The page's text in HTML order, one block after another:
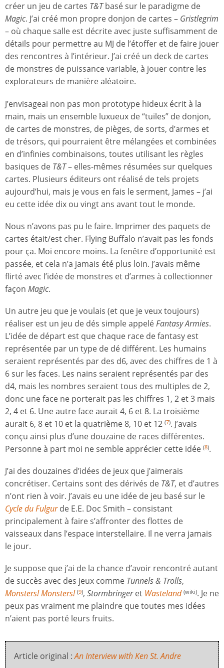
créer un jeu de cartes T&T basé sur le paradigme de
Magic. J’ai créé mon propre donjon de cartes – Gristlegrim
– où chaque salle est décrite avec juste suffisamment de
détails pour permettre au MJ de l’étoffer et de faire jouer
des rencontres à l’intérieur. J’ai créé un deck de cartes
de monstres de puissance variable, à jouer contre les
explorateurs de manière aléatoire.
J’envisageai non pas mon prototype hideux écrit à la
main, mais un ensemble luxueux de “tuiles” de donjon,
de cartes de monstres, de pièges, de sorts, d’armes et
de trésors, qui pourraient être mélangées et combinées
en d’infinies combinaisons, toutes utilisant les règles
basiques de T&T– elles-mêmes résumées sur quelques
cartes. Plusieurs éditeurs ont réalisé de tels projets
aujourd’hui, mais je vous en fais le serment, James – j’ai
eu cette idée dix ou vingt ans avant tout le monde.
Nous n’avons pas pu le faire. Imprimer des paquets de
cartes était/est cher. Flying Buffalo n’avait pas les fonds
pour ça. Moi encore moins. La fenêtre d’opportunité est
passée, et cela n’a jamais été plus loin. J’avais même
flirté avec l’idée de monstres et d’armes à collectionner
façon Magic.
Un autre jeu que je voulais (et que je veux toujours)
réaliser est un jeu de dés simple appeléFantasy Armies.
L’idée de départ est que chaque race de fantasy est
représentée par un type de dé différent. Les humains
seraient représentés par des d6, avec des chiffres de 1 à
6 sur les faces. Les nains seraient représentés par des
d4, mais les nombres seraient tous des multiples de 2,
donc une face ne porterait pas les chiffres 1, 2 et 3 mais
2, 4 et 6. Une autre face aurait 4, 6 et 8. La troisième
aurait 6, 8 et 10 et la quatrième 8, 10 et 12 (7). J’avais
conçu ainsi plus d’une douzaine de races différentes.
Personne à part moi ne semble apprécier cette idée (8).
J’ai des douzaines d’idées de jeux que j’aimerais
concrétiser. Certains sont des dérivés de T&T, et d’autres
n’ont rien à voir. J’avais eu une idée de jeu basé sur le
Cycle du Fulgurde E.E. Doc Smith – consistant
principalement à faire s’affronter des flottes de
vaisseaux dans l’espace interstellaire. Il ne verra jamais
le jour.
Je suppose que j’ai de la chance d’avoir rencontré autant
de succès avec des jeux comme Tunnels & Trolls,
Monsters! Monsters! (9), Stormbringeret Wasteland (wiki). Je ne
peux pas vraiment me plaindre que toutes mes idées
n’aient pas porté leurs fruits.
Article original :An Interview with Ken St. Andre